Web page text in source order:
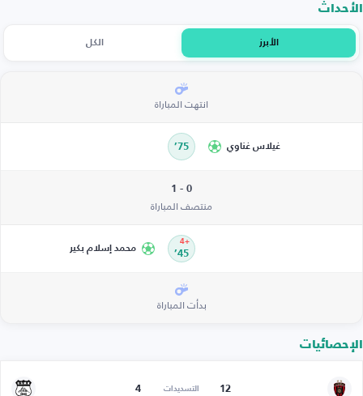
الأحداث
الأبرز الكل
انتهت المباراة
غيلاس غناوي 75’
0 - 1
منتصف المباراة
45’
+4
محمد إسلام بكير
بدأت المباراة
الإحصائيات
12 التسديدات 4